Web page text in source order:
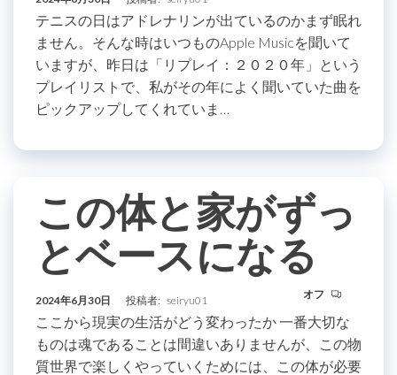
テニスの日はアドレナリンが出ているのかまず眠れ
ません。そんな時はいつものApple Musicを聞いて
いますが、昨日は「リプレイ：２０２０年」という
プレイリストで、私がその年によく聞いていた曲を
ピックアップしてくれていま…
この体と家がずっ
とベースになる
2024年6月30日 投稿者: seiryu01 オフ
ここから現実の生活がどう変わったか 一番大切な
ものは魂であることは間違いありませんが、この物
質世界で楽しくやっていくためには、この体が必要